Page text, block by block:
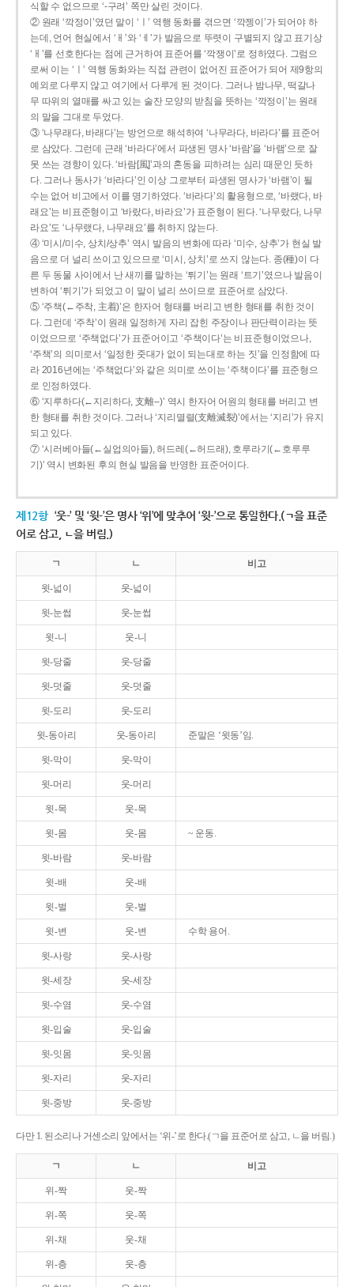
식할 수 없으므로 ‘-구려’ 쪽만 살린 것이다.
② 원래 ‘깍정이’였던 말이 ‘ㅣ’ 역행 동화를 겪으면 ‘깍젱이’가 되어야 하
는데, 언어 현실에서 ‘ㅐ’와 ‘ㅔ’가 발음으로 뚜렷이 구별되지 않고 표기상
‘ㅐ’를 선호한다는 점에 근거하여 표준어를 ‘깍쟁이’로 정하였다. 그럼으
로써 이는 ‘ㅣ’ 역행 동화와는 직접 관련이 없어진 표준어가 되어 제9항의
예외로 다루지 않고 여기에서 다루게 된 것이다. 그러나 밤나무, 떡갈나
무 따위의 열매를 싸고 있는 술잔 모양의 받침을 뜻하는 ‘깍정이’는 원래
의 말을 그대로 두었다.
③ ‘나무래다, 바래다’는 방언으로 해석하여 ‘나무라다, 바라다’를 표준어
로 삼았다. 그런데 근래 ‘바라다’에서 파생된 명사 ‘바람’을 ‘바램’으로 잘
못 쓰는 경향이 있다. ‘바람[風]’과의 혼동을 피하려는 심리 때문인 듯하
다. 그러나 동사가 ‘바라다’인 이상 그로부터 파생된 명사가 ‘바램’이 될
수는 없어 비고에서 이를 명기하였다. ‘바라다’의 활용형으로, ‘바랬다, 바
래요’는 비표준형이고 ‘바랐다, 바라요’가 표준형이 된다. ‘나무랐다, 나무
라요’도 ‘나무랬다, 나무래요’를 취하지 않는다.
④ ‘미시/미수, 상치/상추’ 역시 발음의 변화에 따라 ‘미수, 상추’가 현실 발
음으로 더 널리 쓰이고 있으므로 ‘미시, 상치’로 쓰지 않는다. 종(種)이 다
른 두 동물 사이에서 난 새끼를 말하는 ‘튀기’는 원래 ‘트기’였으나 발음이
변하여 ‘튀기’가 되었고 이 말이 널리 쓰이므로 표준어로 삼았다.
⑤ ‘주책(←주착, 主着)’은 한자어 형태를 버리고 변한 형태를 취한 것이
다. 그런데 ‘주착’이 원래 일정하게 자리 잡힌 주장이나 판단력이라는 뜻
이었으므로 ‘주책없다’가 표준어이고 ‘주책이다’는 비표준형이었으나,
‘주책’의 의미로서 ‘일정한 줏대가 없이 되는대로 하는 짓’을 인정함에 따
라 2016년에는 ‘주책없다’와 같은 의미로 쓰이는 ‘주책이다’를 표준형으
로 인정하였다.
⑥ ‘지루하다(←지리하다, 支離--)’ 역시 한자어 어원의 형태를 버리고 변
한 형태를 취한 것이다. 그러나 ‘지리멸렬(支離滅裂)’에서는 ‘지리’가 유지
되고 있다.
⑦ ‘시러베아들(←실업의아들), 허드레(←허드래), 호루라기(←호루루
기)’ 역시 변화된 후의 현실 발음을 반영한 표준어이다.
제12항 ‘웃-’ 및 ‘윗-’은 명사 ‘위’에 맞추어 ‘윗-’으로 통일한다.(ㄱ을 표준
어로 삼고, ㄴ을 버림.)
ㄱ ㄴ 비고
윗-넓이 웃-넓이
윗-눈썹 웃-눈썹
윗-니 웃-니
윗-당줄 웃-당줄
윗-덧줄 웃-덧줄
윗-도리 웃-도리
윗-동아리 웃-동아리 준말은 ‘윗동’임.
윗-막이 웃-막이
윗-머리 웃-머리
윗-목 웃-목
윗-몸 웃-몸 ~ 운동.
윗-바람 웃-바람
윗-배 웃-배
윗-벌 웃-벌
윗-변 웃-변 수학 용어.
윗-사랑 웃-사랑
윗-세장 웃-세장
윗-수염 웃-수염
윗-입술 웃-입술
윗-잇몸 웃-잇몸
윗-자리 웃-자리
윗-중방 웃-중방
다만 1. 된소리나 거센소리 앞에서는 ‘위-’로 한다.(ㄱ을 표준어로 삼고, ㄴ을 버림.)
ㄱ ㄴ 비고
위-짝 웃-짝
위-쪽 웃-쪽
위-채 웃-채
위-층 웃-층